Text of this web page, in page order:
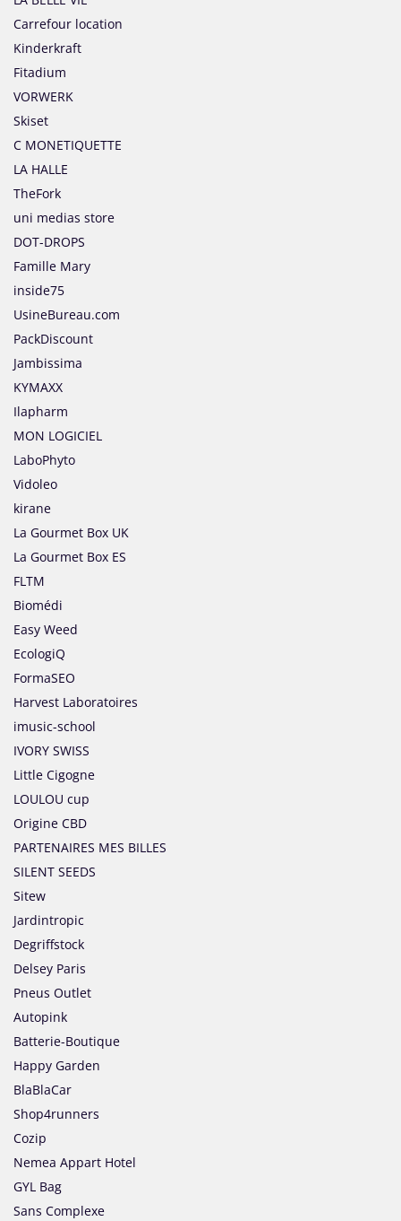
Carrefour location
Kinderkraft
Fitadium
VORWERK
Skiset
C MONETIQUETTE
LA HALLE
TheFork
uni medias store
DOT-DROPS
Famille Mary
inside75
UsineBureau.com
PackDiscount
Jambissima
KYMAXX
Ilapharm
MON LOGICIEL
LaboPhyto
Vidoleo
kirane
La Gourmet Box UK
La Gourmet Box ES
FLTM
Biomédi
Easy Weed
EcologiQ
FormaSEO
Harvest Laboratoires
imusic-school
IVORY SWISS
Little Cigogne
LOULOU cup
Origine CBD
PARTENAIRES MES BILLES
SILENT SEEDS
Sitew
Jardintropic
Degriffstock
Delsey Paris
Pneus Outlet
Autopink
Batterie-Boutique
Happy Garden
BlaBlaCar
Shop4runners
Cozip
Nemea Appart Hotel
GYL Bag
Sans Complexe